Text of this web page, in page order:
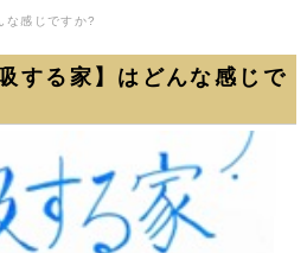
な感じですか?
する家】はどんな感じで